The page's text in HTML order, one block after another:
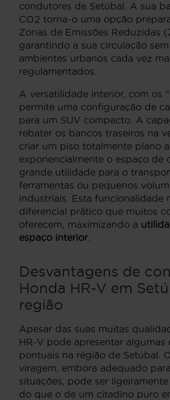
condutores de Setúbal. A sua
CO2 torna-o uma opção
Zonas de Emissões Reduzidas
garantindo a sua circulação
ambientes urbanos cada vez
regulamentados.
A versatilidade interior, com os
permite uma configuração de
para um SUV compacto. A
rebater os bancos traseiros na
criar um piso totalmente plano
exponencialmente o espaço de
grande utilidade para o
ferramentas ou pequenos
industriais. Esta funcionalidade
diferencial prático que muitos
oferecem, maximizando a
espaço interior.
Desvantagens de
Honda HR-V em
região
Apesar das suas muitas
HR-V pode apresentar algumas
pontuais na região de Setúbal.
viragem, embora adequado
situações, pode ser
do que o de um citadino puro